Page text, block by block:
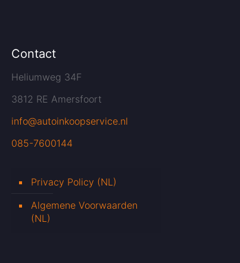
Contact
Heliumweg 34F
3812 RE Amersfoort
info@autoinkoopservice.nl
085-7600144
Privacy Policy (NL)
Algemene Voorwaarden
(NL)